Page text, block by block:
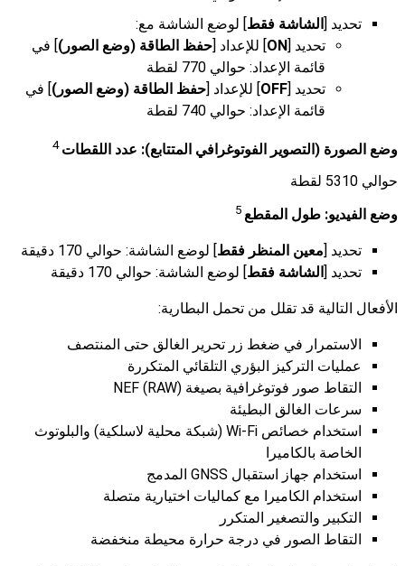
تحديد [
الشاشة فقط ] لوضع الشاشة مع:
تحديد [
ON ] للإعداد [ حفظ الطاقة (وضع الصور) ] في
قائمة الإعداد: حوالي 770 لقطة
تحديد [ OFF ] للإعداد [ حفظ الطاقة (وضع الصور) ] في
قائمة الإعداد: حوالي 740 لقطة
وضع الصورة (التصوير الفوتوغرافي المتتابع): عدد اللقطات 4
حوالي 5310 لقطة
وضع الفيديو: طول المقطع
تحديد [معين المنظر فقط] لوضع الشاشة: حوالي 170 دقيقة
تحديد [الشاشة فقط] لوضع الشاشة: حوالي 170 دقيقة
الأفعال التالية قد تقلل من تحمل البطارية:
الاستمرار في ضغط زر تحرير الغالق حتى المنتصف
عمليات التركيز البؤري التلقائي المتكررة
التقاط صور فوتوغرافية بصيغة NEF (RAW)‎
سرعات الغالق البطيئة
استخدام خصائص Wi-Fi (شبكة محلية لاسلكية) والبلوتوث
الخاصة بالكاميرا
استخدام جهاز استقبال GNSS المدمج
استخدام الكاميرا مع كماليات اختيارية متصلة
التكبير والتصغير المتكرر
التقاط الصور في درجة حرارة محيطة منخفضة